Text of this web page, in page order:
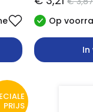
Op
In
PRIJS